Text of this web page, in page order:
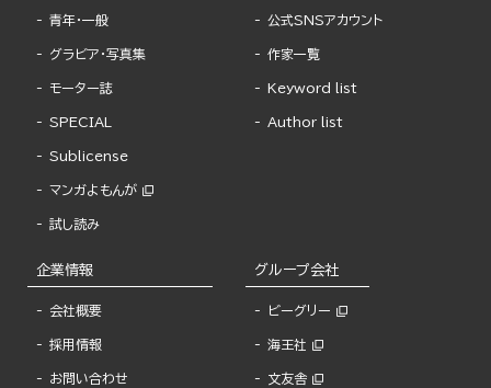
青年・一般
グラビア・写真集
モーター誌
SPECIAL
Sublicense
マンガよもんが
試し読み
公式SNSアカウント
作家一覧
Keyword list
Author list
企業情報
会社概要
採用情報
お問い合わせ
グループ会社
ビーグリー
海王社
文友舎